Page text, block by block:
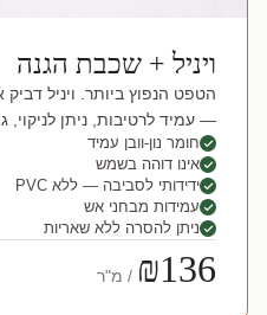
ויניל + שכבת הגנה
הטפט הנפוץ ביותר. ויניל
— עמיד לרטיבות, ניתן לניקוי,
חומר נון-וובן עמיד
אינו דוהה בשמש
ידידותי לסביבה — ללא PVC
עמידות מבחני אש
ניתן להסרה ללא שאריות
₪136 / מ"ר